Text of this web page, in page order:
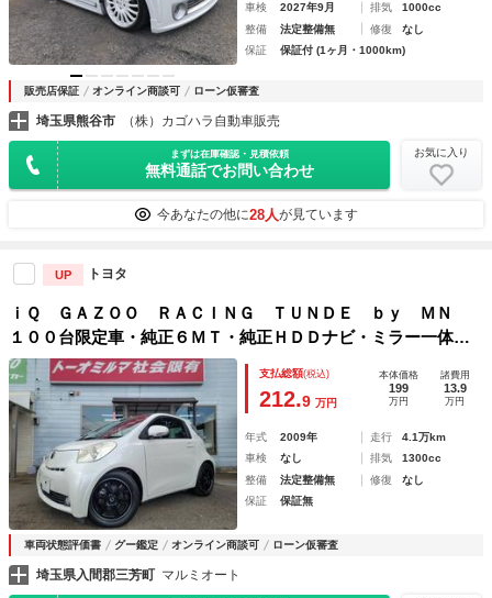
車検
2027年9月 排気
1000cc
整備
法定整備無 修復
なし
保証
保証付 (1ヶ月・1000km)
販売店保証 オンライン商談可 ローン仮審査
埼玉県熊谷市 （株）カゴハラ自動車販売
まずは在庫確認・見積依頼
無料通話でお問い合わせ
お気に入り
今あなたの他に28人が見ています
UP トヨタ
ｉＱ ＧＡＺＯＯ ＲＡＣＩＮＧ ＴＵＮＤＥ ｂｙ ＭＮ
１００台限定車・純正６ＭＴ・純正ＨＤＤナビ・ミラー一体型
ＥＴＣ・ユピテルドライブレコーダー・ＲＡＹＳ１６ＡＷ
支払総額(税込)
212.9 万円
本体価格
199
万円
諸費用
13.9
万円
年式 2009年 走行
4.1万km
車検
なし 排気
1300cc
整備
法定整備無 修復
なし
保証
保証無
車両状態評価書 グー鑑定 オンライン商談可 ローン仮審査
埼玉県入間郡三芳町 マルミオート